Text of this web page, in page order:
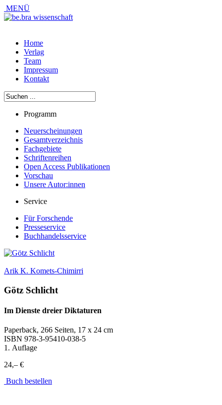
MENÜ
Home
Verlag
Team
Impressum
Kontakt
Programm
Neuerscheinungen
Gesamtverzeichnis
Fachgebiete
Schriftenreihen
Open Access Publikationen
Vorschau
Unsere Autor:innen
Service
Für Forschende
Presseservice
Buchhandelsservice
Arik K. Komets-Chimirri
Götz Schlicht
Im Dienste dreier Diktaturen
Paperback, 266 Seiten, 17 x 24 cm
ISBN 978-3-95410-038-5
1. Auflage
24,– €
Buch bestellen